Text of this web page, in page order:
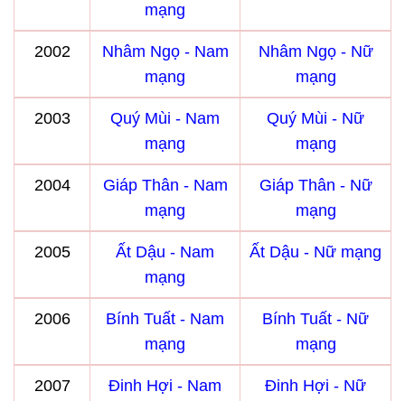
mạng
2002
Nhâm Ngọ - Nam
mạng
Nhâm Ngọ - Nữ
mạng
2003
Quý Mùi - Nam
mạng
Quý Mùi - Nữ
mạng
2004
Giáp Thân - Nam
mạng
Giáp Thân - Nữ
mạng
2005
Ất Dậu - Nam
mạng
Ất Dậu - Nữ mạng
2006
Bính Tuất - Nam
mạng
Bính Tuất - Nữ
mạng
2007
Đinh Hợi - Nam
Đinh Hợi - Nữ